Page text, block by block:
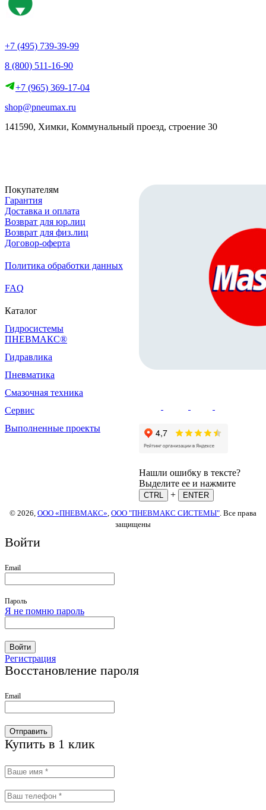
+7 (495) 739-39-99
8 (800) 511-16-90
+7 (965) 369-17-04
shop@pneumax.ru
141590, Химки, Коммунальный проезд, строение 30
Покупателям
Гарантия
Доставка и оплата
Возврат для юр.лиц
Возврат для физ.лиц
Договор-оферта
Политика обработки данных
FAQ
Каталог
Гидросистемы
ПНЕВМАКС®
Гидравлика
Пневматика
Смазочная техника
Сервис
Выполненные проекты
Нашли ошибку в тексте?
Выделите ее и нажмите
CTRL +
ENTER
© 2026, ООО «ПНЕВМАКС» ООО "ПНЕВМАКС СИСТЕМЫ" . Все права
защищены
Войти
Email
Пароль
Я не помню пароль
Войти
Регистрация
Восстановление пароля
Email
Отправить
Купить в 1 клик